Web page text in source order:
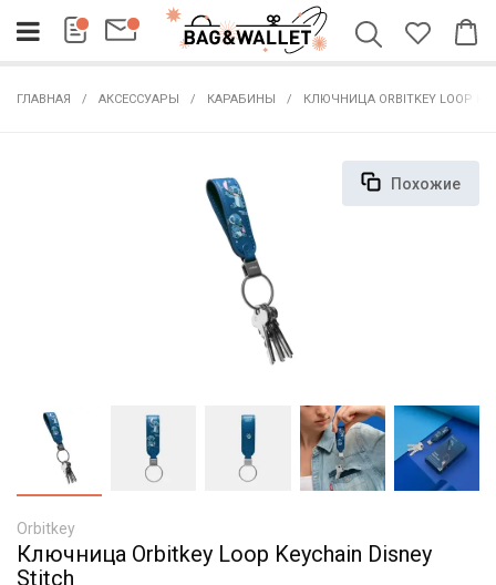
ГЛАВНАЯ АКСЕССУАРЫ КАРАБИНЫ КЛЮЧНИЦА ORBITKEY LOOP
Похожие
Orbitkey
Ключница Orbitkey Loop Keychain Disney
Stitch